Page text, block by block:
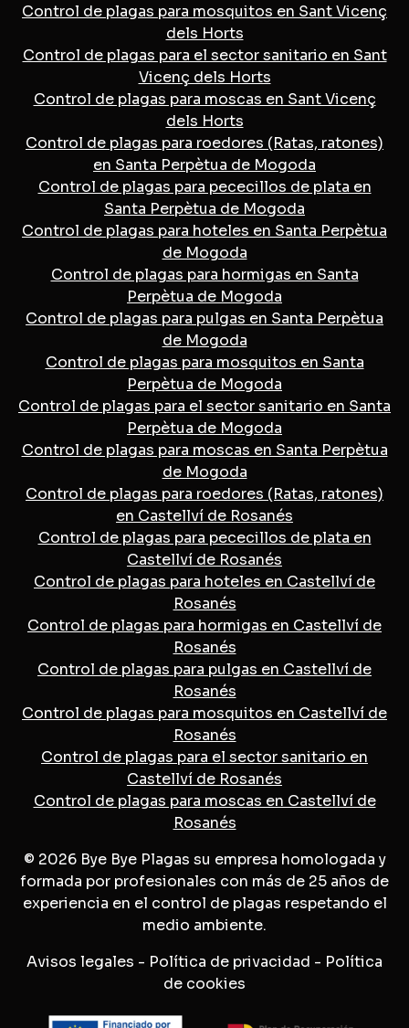
Control de plagas para mosquitos en Sant Vicenç
dels Horts
Control de plagas para el sector sanitario en Sant
Vicenç dels Horts
Control de plagas para moscas en Sant Vicenç
dels Horts
Control de plagas para roedores (Ratas, ratones)
en Santa Perpètua de Mogoda
Control de plagas para pececillos de plata en
Santa Perpètua de Mogoda
Control de plagas para hoteles en Santa Perpètua
de Mogoda
Control de plagas para hormigas en Santa
Perpètua de Mogoda
Control de plagas para pulgas en Santa Perpètua
de Mogoda
Control de plagas para mosquitos en Santa
Perpètua de Mogoda
Control de plagas para el sector sanitario en Santa
Perpètua de Mogoda
Control de plagas para moscas en Santa Perpètua
de Mogoda
Control de plagas para roedores (Ratas, ratones)
en Castellví de Rosanés
Control de plagas para pececillos de plata en
Castellví de Rosanés
Control de plagas para hoteles en Castellví de
Rosanés
Control de plagas para hormigas en Castellví de
Rosanés
Control de plagas para pulgas en Castellví de
Rosanés
Control de plagas para mosquitos en Castellví de
Rosanés
Control de plagas para el sector sanitario en
Castellví de Rosanés
Control de plagas para moscas en Castellví de
Rosanés
© 2026 Bye Bye Plagas su empresa homologada y
formada por profesionales con más de 25 años de
experiencia en el control de plagas respetando el
medio ambiente.
Avisos legales - Política de privacidad - Política
de cookies